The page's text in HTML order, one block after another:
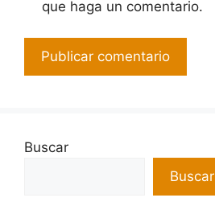
que haga un comentario.
Buscar
Buscar